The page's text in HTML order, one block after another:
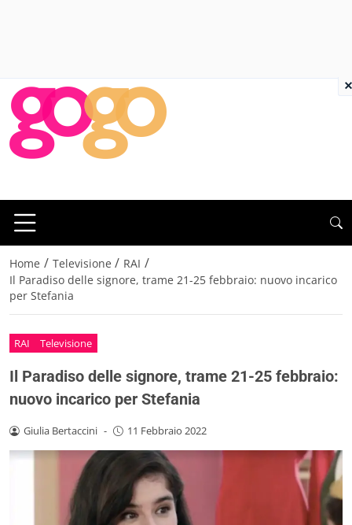
Home / Televisione / RAI /
Il Paradiso delle signore, trame 21-25 febbraio: nuovo incarico
per Stefania
RAI Televisione
Il Paradiso delle signore, trame 21-25 febbraio:
nuovo incarico per Stefania
Giulia Bertaccini - 11 Febbraio 2022
×